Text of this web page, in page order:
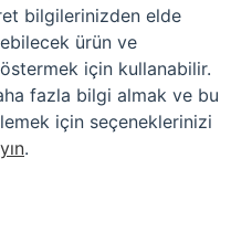
bilgilerinizden elde
ürün ve
için kullanabilir.
fazla bilgi almak ve bu
için seçeneklerinizi
.